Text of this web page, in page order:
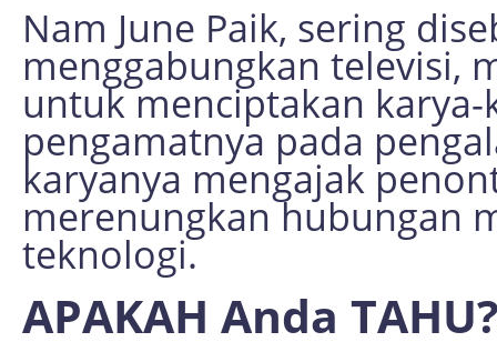
Nam June Paik, sering
menggabungkan televisi,
untuk menciptakan
pengamatnya pada
karyanya mengajak
merenungkan hubungan
teknologi.
APAKAH Anda